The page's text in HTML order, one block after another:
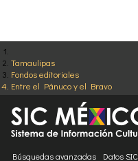
Tamaulipas
Fondos editoriales
Entre el Pánuco y el Bravo
Búsquedas avanzadas Datos SIC